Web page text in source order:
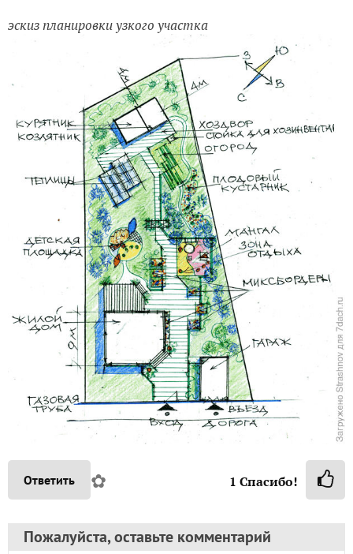
эскиз планировки узкого участка
Ответить ✿ 1 Спасибо!
Пожалуйста, оставьте комментарий